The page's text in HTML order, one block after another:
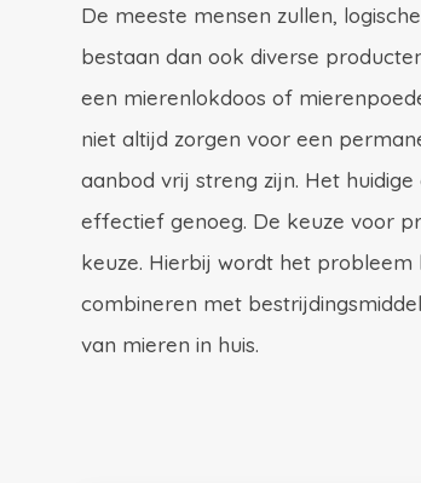
De meeste mensen zullen,
bestaan dan ook diverse
een mierenlokdoos of
niet altijd zorgen voor een
aanbod vrij streng zijn. Het
effectief genoeg. De keuze voor
keuze. Hierbij wordt het
combineren met
van mieren in huis.